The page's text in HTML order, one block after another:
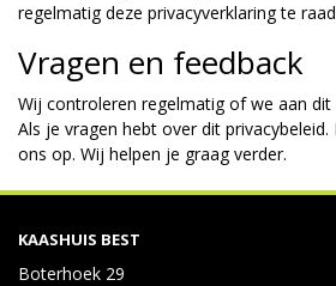
regelmatig deze privacyverklaring te
Vragen en feedback
Wij controleren regelmatig of we aan dit
Als je vragen hebt over dit
ons op. Wij helpen je graag verder.
KAASHUIS BEST
Boterhoek 29